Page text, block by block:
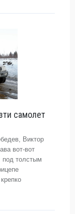
самолет
Виктор
вот-вот
под толстым